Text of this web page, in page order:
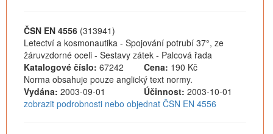
ČSN EN 4556 (313941)
Letectví a kosmonautika - Spojování potrubí 37°, ze
žáruvzdorné oceli - Sestavy zátek - Palcová řada
Katalogové číslo: 67242 Cena: 190 Kč
Norma obsahuje pouze anglický text normy.
Vydána: 2003-09-01 Účinnost: 2003-10-01
zobrazit podrobnosti nebo objednat ČSN EN 4556